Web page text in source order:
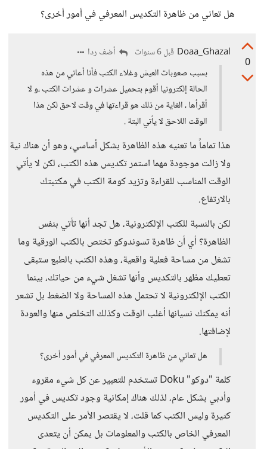
هل تعاني من ظاهرة التكديس المعرفي في أمور أخرى؟
0
Doaa_Ghazal قبل 6 سنوات
أضف ردا
بسبب صعوبات العيش وغلاء الكتب فأنا أعاني من هذه
الحالة إلكترونيا أقوم بتحميل عشرات و عشرات الكتب ،و لا
أقرأها ، الغاية من ذلك هو قراءتها في وقت لاحق لكن هذا
الوقت اللاحق لا يأتي البتة .
هذا تماماً ما تعنيه هذه الظاهرة بشكل أساسي، وهو أن هناك نية
ولا زالت موجودة مهما استمر تكديس هذه الكتب، لكن لا يأتي
الوقت المناسب للقراءة وتزيد كومة الكتب في مكتبتك
بالارتفاع.
لكن بالنسبة للكتب الإلكترونية، هل تجد أنها تأتي بنفس
الظاهرة؟ أي أن ظاهرة تسوندوكو تختص بالكتب الورقية وما
تشغل من مساحة فعلية واقعية، وهذه الكتب بالطبع ستبقى
تعطيك مظهر بالتكديس وأنها تشغل شيء من حياتك، بينما
الكتب الإلكترونية لا تحتمل هذه المساحة ولا الضغط بل تشعر
أنه يمكنك نسيانها أغلب الوقت وكذلك التخلص منها والعودة
لإضافتها.
هل تعاني من ظاهرة التكديس المعرفي في أمور أخرى؟
كلمة "دوكو" Doku تستخدم للتعبير عن كل شيء مقروء
وأدبي بشكل عام، لذلك هناك إمكانية وجود تكديس في أمور
كثيرة وليس الكتب كما قلت، لا يقتصر الأمر على التكديس
المعرفي الخاص بالكتب والمعلومات بل يمكن أن يتعدى